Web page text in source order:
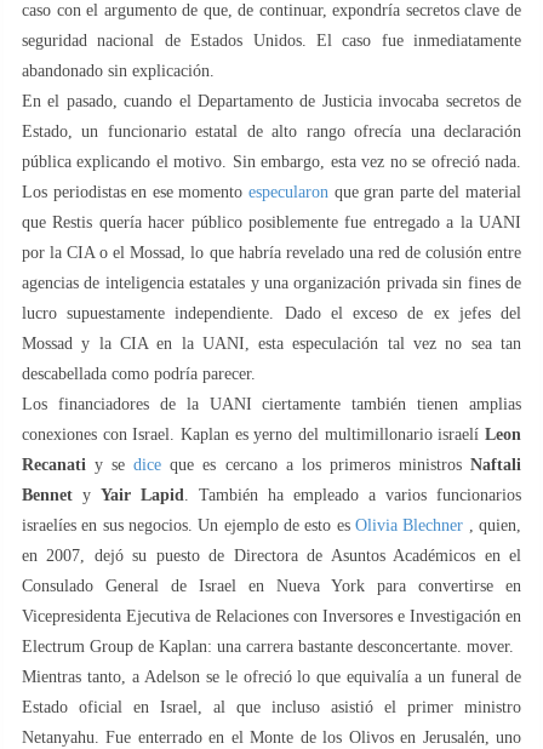
caso con el argumento de que, de continuar, expondría secretos clave de
seguridad nacional de Estados Unidos. El caso fue inmediatamente
abandonado sin explicación.
En el pasado, cuando el Departamento de Justicia invocaba secretos de
Estado, un funcionario estatal de alto rango ofrecía una declaración
pública explicando el motivo. Sin embargo, esta vez no se ofreció nada.
Los periodistas en ese momento especularon que gran parte del material
que Restis quería hacer público posiblemente fue entregado a la UANI
por la CIA o el Mossad, lo que habría revelado una red de colusión entre
agencias de inteligencia estatales y una organización privada sin fines de
lucro supuestamente independiente. Dado el exceso de ex jefes del
Mossad y la CIA en la UANI, esta especulación tal vez no sea tan
descabellada como podría parecer.
Los financiadores de la UANI ciertamente también tienen amplias
conexiones con Israel. Kaplan es yerno del multimillonario israelí Leon
Recanati y sedice que es cercano a los primeros ministrosNaftali
Bennet y Yair Lapid. También ha empleado a varios funcionarios
israelíes en sus negocios. Un ejemplo de esto es Olivia Blechner , quien,
en 2007, dejó su puesto de Directora de Asuntos Académicos en el
Consulado General de Israel en Nueva York para convertirse en
Vicepresidenta Ejecutiva de Relaciones con Inversores e Investigación en
Electrum Group de Kaplan: una carrera bastante desconcertante. mover.
Mientras tanto, a Adelson se le ofreció lo que equivalía a un funeral de
Estado oficial en Israel, al que incluso asistió el primer ministro
Netanyahu. Fue enterrado en el Monte de los Olivos en Jerusalén, uno